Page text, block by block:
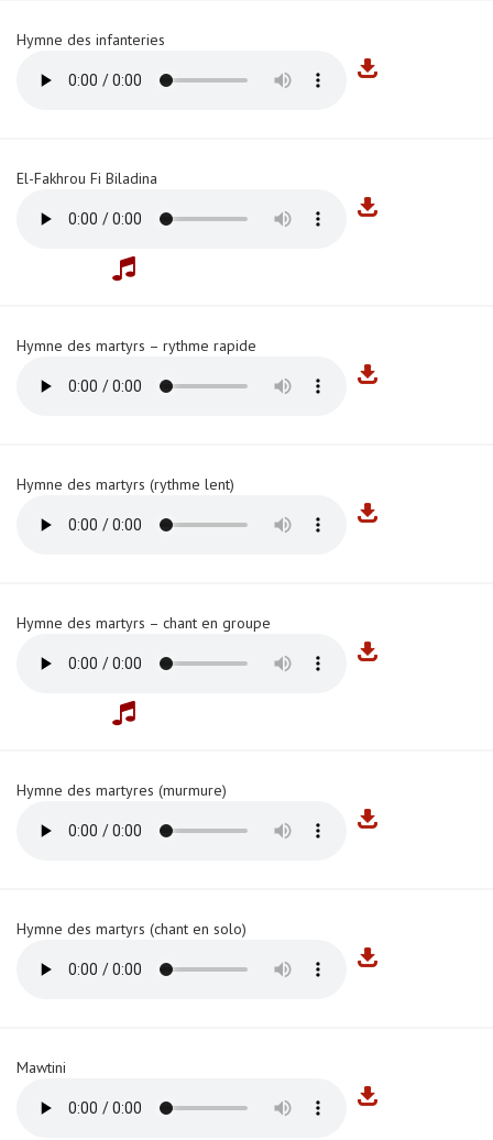
Hymne des infanteries
El-Fakhrou Fi Biladina
Hymne des martyrs – rythme rapide
Hymne des martyrs (rythme lent)
Hymne des martyrs – chant en groupe
Hymne des martyres (murmure)
Hymne des martyrs (chant en solo)
Mawtini